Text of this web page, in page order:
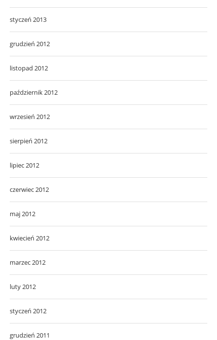
styczeń 2013
grudzień 2012
listopad 2012
październik 2012
wrzesień 2012
sierpień 2012
lipiec 2012
czerwiec 2012
maj 2012
kwiecień 2012
marzec 2012
luty 2012
styczeń 2012
grudzień 2011